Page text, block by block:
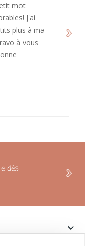
dès
keyboard_arrow_down